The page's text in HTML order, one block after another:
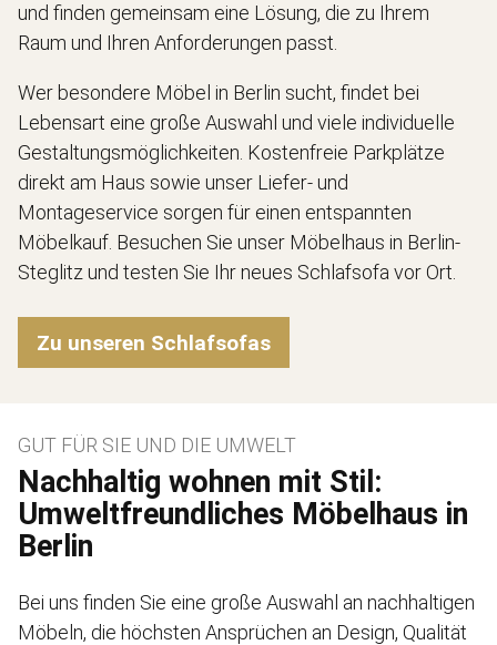
und finden gemeinsam eine Lösung, die zu Ihrem
Raum und Ihren Anforderungen passt.
Wer besondere Möbel in Berlin sucht, findet bei
Lebensart eine große Auswahl und viele individuelle
Gestaltungsmöglichkeiten. Kostenfreie Parkplätze
direkt am Haus sowie unser Liefer- und
Montageservice sorgen für einen entspannten
Möbelkauf. Besuchen Sie unser Möbelhaus in Berlin-
Steglitz und testen Sie Ihr neues Schlafsofa vor Ort.
Zu unseren Schlafsofas
Nachhaltig wohnen mit Stil:
Umweltfreundliches Möbelhaus in
Berlin
GUT FÜR SIE UND DIE UMWELT
Bei uns finden Sie eine große Auswahl an nachhaltigen
Möbeln, die höchsten Ansprüchen an Design, Qualität